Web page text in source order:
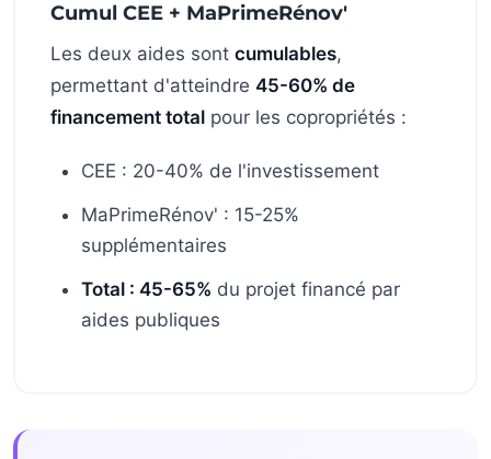
Cumul CEE + MaPrimeRénov'
Les deux aides sont cumulables,
permettant d'atteindre 45-60% de
financement total pour les copropriétés :
CEE : 20-40% de l'investissement
MaPrimeRénov' : 15-25%
supplémentaires
Total : 45-65% du projet financé par
aides publiques